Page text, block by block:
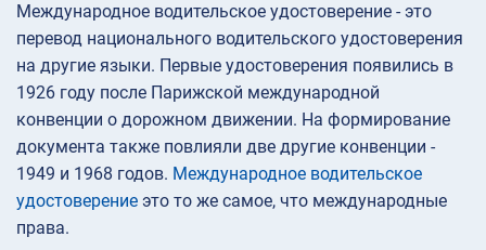
Международное водительское удостоверение - это
перевод национального водительского удостоверения
на другие языки. Первые удостоверения появились в
1926 году после Парижской международной
конвенции о дорожном движении. На формирование
документа также повлияли две другие конвенции -
1949 и 1968 годов. Международное водительское
удостоверение это то же самое, что международные
права.